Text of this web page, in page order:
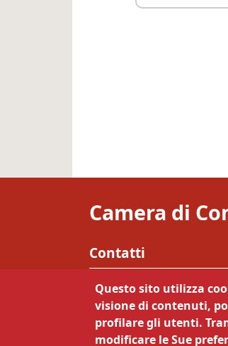
Camera di
Contatti
Via Calepina 13 - 38122
Tel: 0461887111
Mail: info@tn.camcom.it
Pec:
Questo sito utilizza
visione di contenuti,
profilare gli utenti.
modificare le Sue